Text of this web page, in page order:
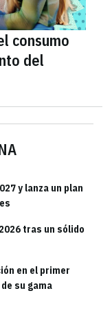
y lanza un plan
tras un sólido
en el primer
su gama
consumo
del